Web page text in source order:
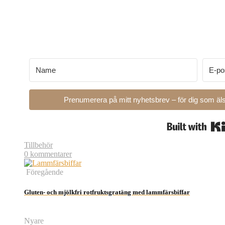
Prenumerera på mitt nyhetsbrev – för dig som
Tillbehör
0 kommentarer
Föregående
Gluten- och mjölkfri rotfruktsgratäng med lammfärsbiffar
Nyare